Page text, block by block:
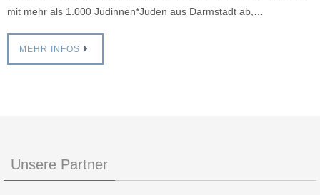
mit mehr als 1.000 Jüdinnen*Juden aus Darmstadt ab,…
MEHR INFOS
Unsere Partner